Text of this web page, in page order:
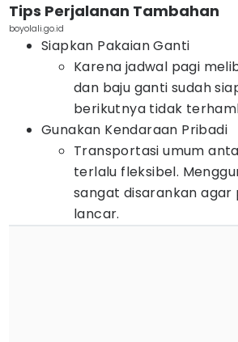
Tips Perjalanan Tambahan
boyolali.go.id
Siapkan Pakaian Ganti
Karena jadwal pagi
dan baju ganti sudah
berikutnya tidak
Gunakan Kendaraan Pribadi
Transportasi umum
terlalu fleksibel.
sangat disarankan
lancar.